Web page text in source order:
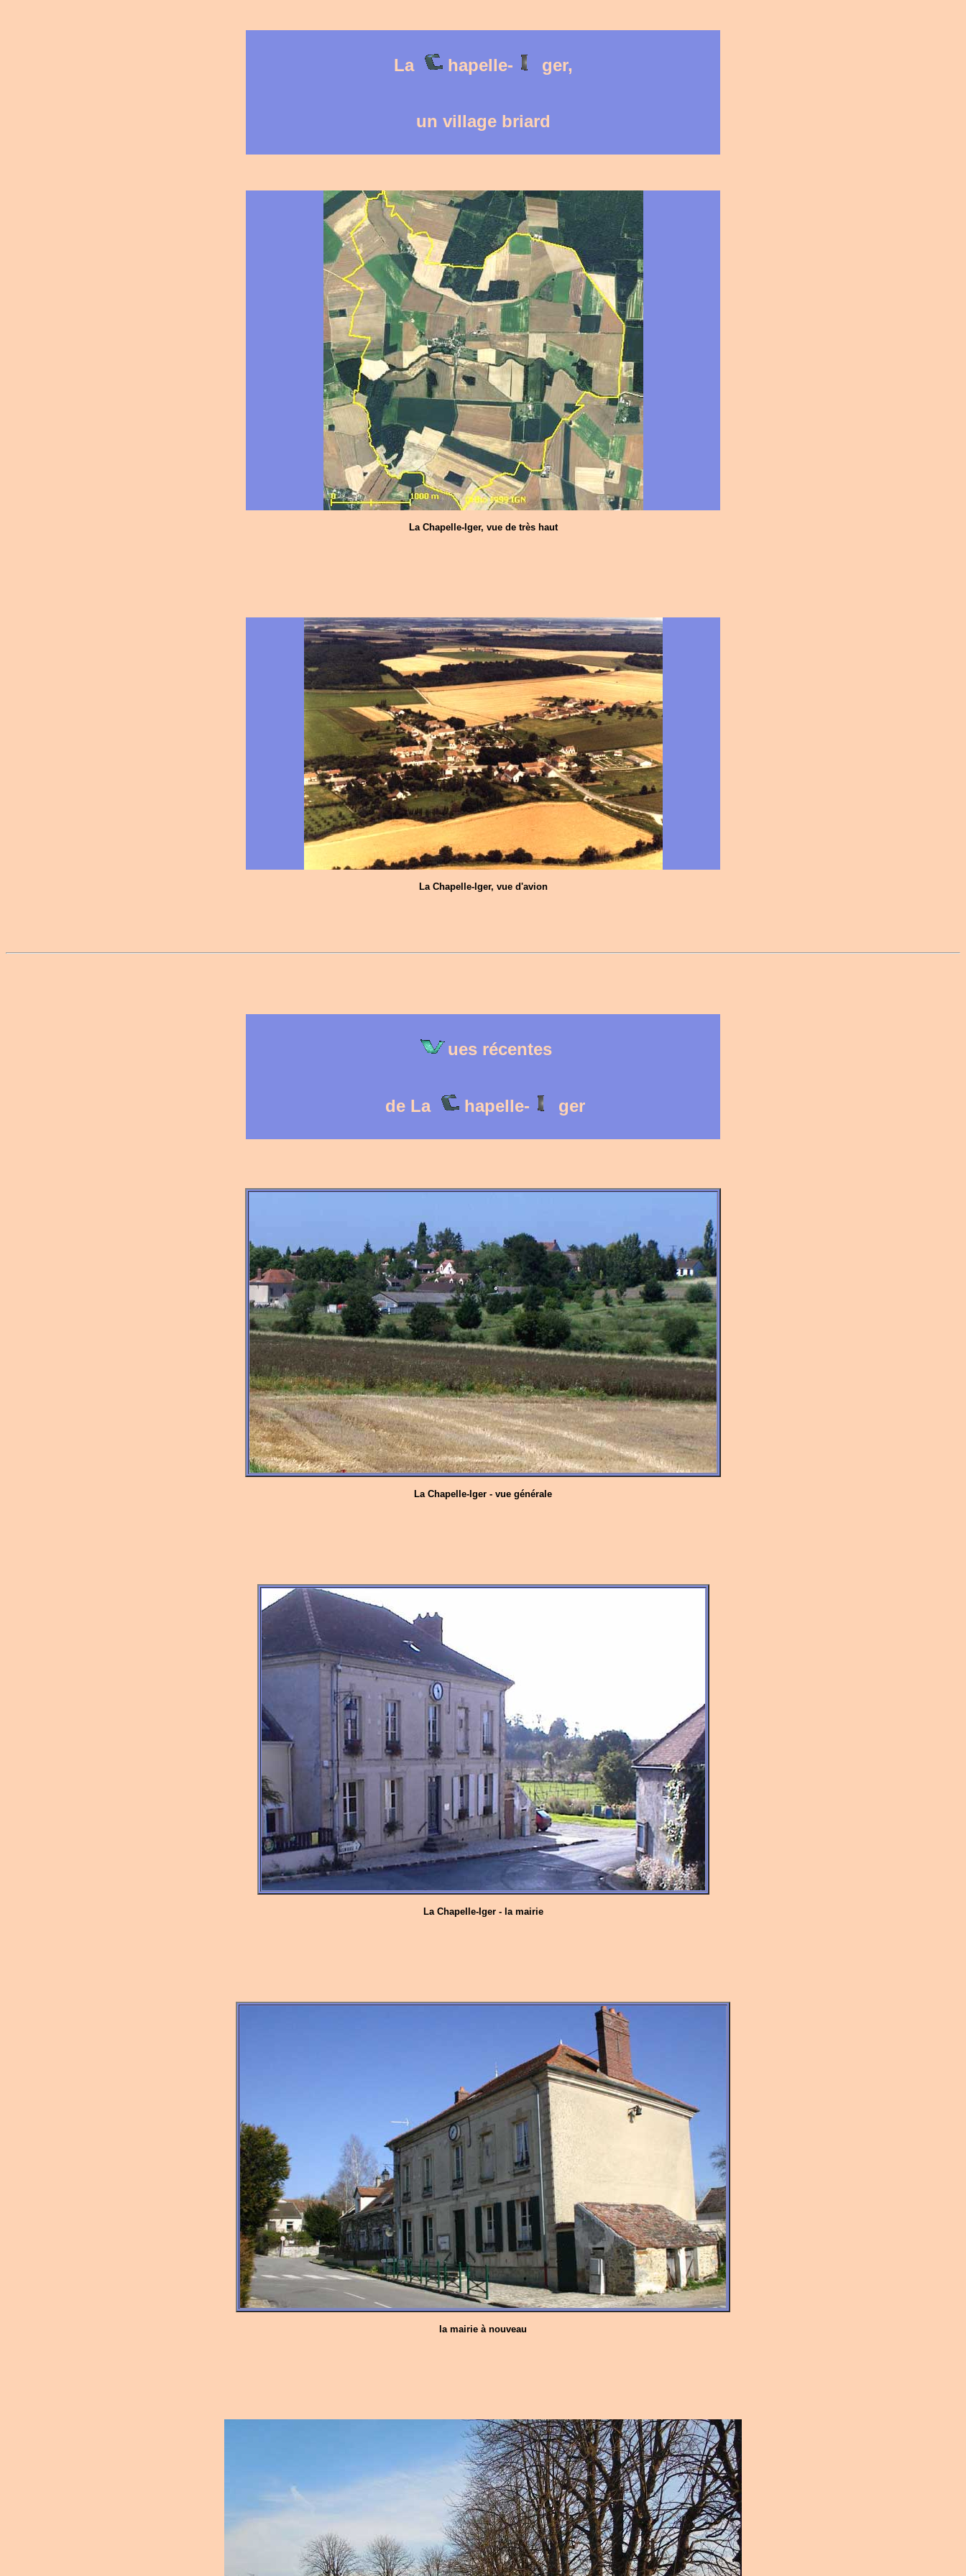
La hapelle- ger,
un village briard
La Chapelle-Iger, vue de très haut
La Chapelle-Iger, vue d'avion
ues récentes
de La hapelle- ger
La Chapelle-Iger - vue générale
La Chapelle-Iger - la mairie
la mairie à nouveau